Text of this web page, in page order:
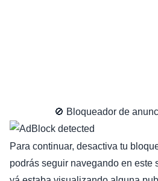
🚫 Bloqueador de
Para continuar, desactiva tu
podrás seguir navegando en este